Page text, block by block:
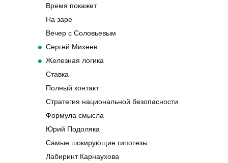
Время покажет
На заре
Вечер с Соловьевым
Сергей Михеев
Железная логика
Ставка
Полный контакт
Стратегия национальной безопасности
Формула смысла
Юрий Подоляка
Самые шокирующие гипотезы
Лабиринт Карнаухова